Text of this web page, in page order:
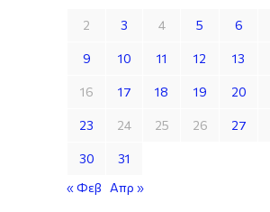
2 3 4 5 6
9 10 11 12 13
16 17 18 19 20
23 24 25 26 27
30
31
« Φεβ
Απρ »